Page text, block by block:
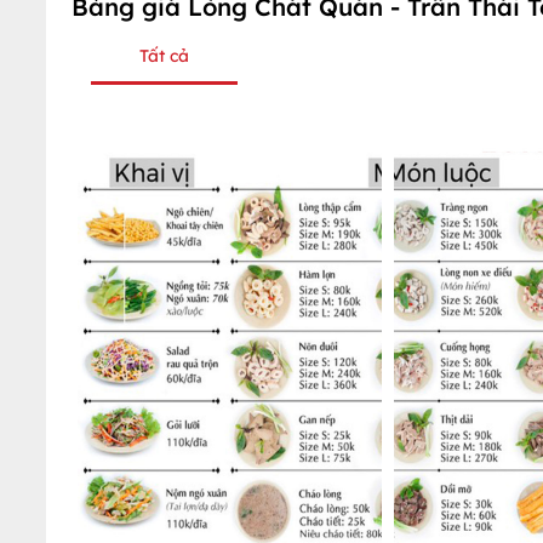
Bảng giá Lòng Chát Quán - Trần Thái
Tất cả